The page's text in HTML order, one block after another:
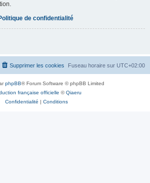
de confidentialité
Fuseau horaire sur UTC+02:00
Supprimer les cookies
phpBB® Forum Software © phpBB Limited
française officielle ©Qiaeru
Confidentialité | Conditions